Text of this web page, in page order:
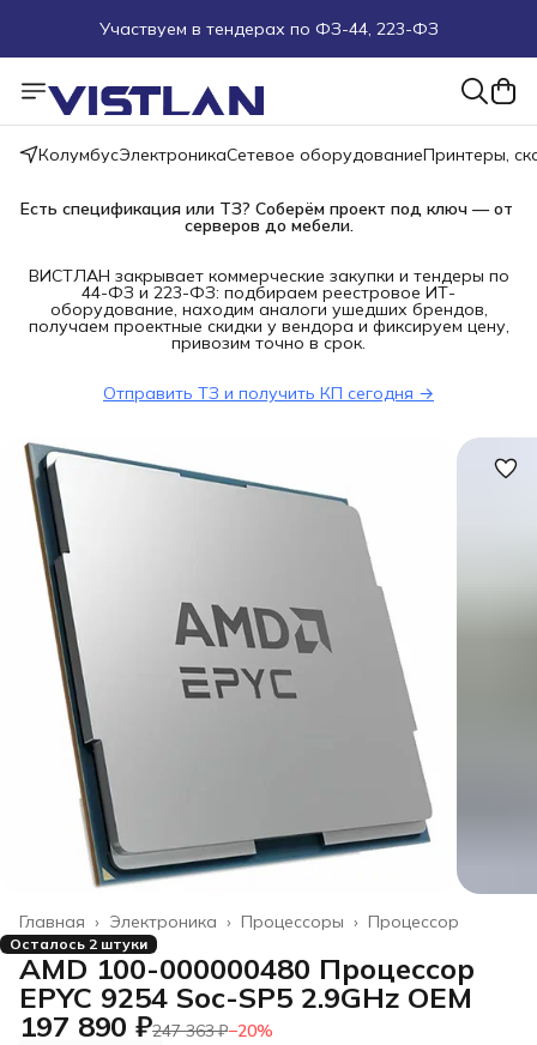
Участвуем в тендерах по ФЗ-44, 223-ФЗ
Поможем подобрать оборудование под ТЗ
Пришлите запрос на e-mail или в чат
КолумбусЭлектроникаСетевое оборудованиеПринтеры,
Есть спецификация или ТЗ? Соберём проект под ключ — от
серверов до мебели.
ВИСТЛАН закрывает коммерческие закупки и тендеры по
44-ФЗ и 223-ФЗ: подбираем реестровое ИТ-
оборудование, находим аналоги ушедших брендов,
получаем проектные скидки у вендора и фиксируем цену,
привозим точно в срок.
Отправить ТЗ и получить КП сегодня →
Процессор
Процессоры ›
Электроника ›
Главная ›
Осталось 2 штуки
AMD 100-000000480 Процессор
EPYC 9254 Soc-SP5 2.9GHz OEM
197 890 ₽247 363 ₽−20%